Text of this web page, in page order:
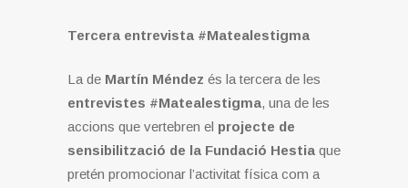
Tercera entrevista #Matealestigma
La de Martín Méndez és la tercera de les
entrevistes #Matealestigma, una de les
accions que vertebren el projecte de
sensibilització de la Fundació Hestia que
pretén promocionar l’activitat física com a